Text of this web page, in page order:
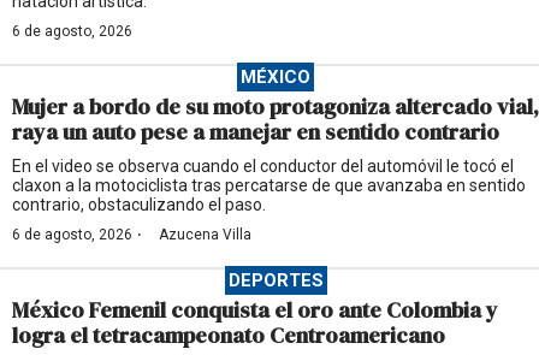
6 de agosto, 2026
MÉXICO
Mujer a bordo de su moto protagoniza altercado vial,
raya un auto pese a manejar en sentido contrario
En el video se observa cuando el conductor del automóvil le tocó el
claxon a la motociclista tras percatarse de que avanzaba en sentido
contrario, obstaculizando el paso.
6 de agosto, 2026 · Azucena Villa
DEPORTES
México Femenil conquista el oro ante Colombia y
logra el tetracampeonato Centroamericano